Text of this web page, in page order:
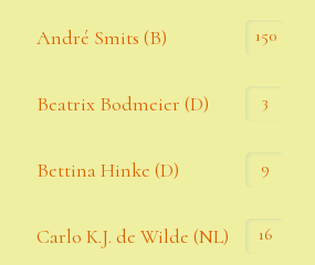
André Smits (B) 150
Beatrix Bodmeier (D) 3
Bettina Hinke (D) 9
Carlo K.J. de Wilde (NL) 16